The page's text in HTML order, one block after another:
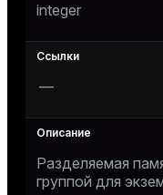
integer
—
Разделяемая
группой для